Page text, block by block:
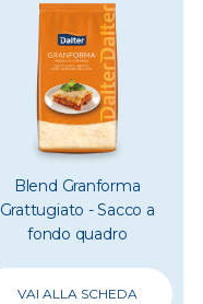
Blend Granforma
Grattugiato - Sacco a
fondo quadro
VAI ALLA SCHEDA